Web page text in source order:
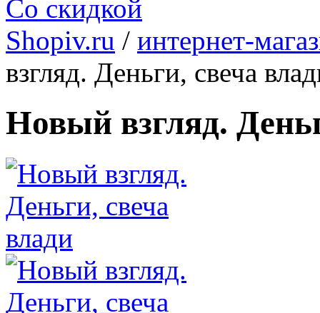
Со скидкой
Shopiv.ru / интернет-
взгляд. Деньги, свеча
Новый взгляд.